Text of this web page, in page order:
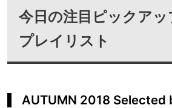
今日の注目ピックア
プレイリスト
AUTUMN 2018 Selected